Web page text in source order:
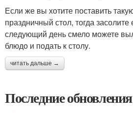
Если же вы хотите поставить
праздничный стол, тогда
следующий день смело можете
блюдо и подать к столу.
читать дальше →
Последние